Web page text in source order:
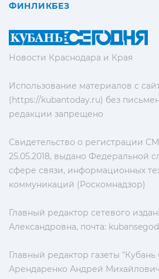
Новости Краснодара и Края
Использование материалов с
(https://kubantoday.ru) без
редакции запрещено
Свидетельство о регистрации
25.05.2018, выдано Федеральной
сфере связи, информационных
коммуникаций (Роскомнадзор)
Главный редактор сетевого
Александровна, почта:
Главный редактор газеты "Кубань
Арендаренко Андрей Михайлович
ФИНЛИКБЕЗ